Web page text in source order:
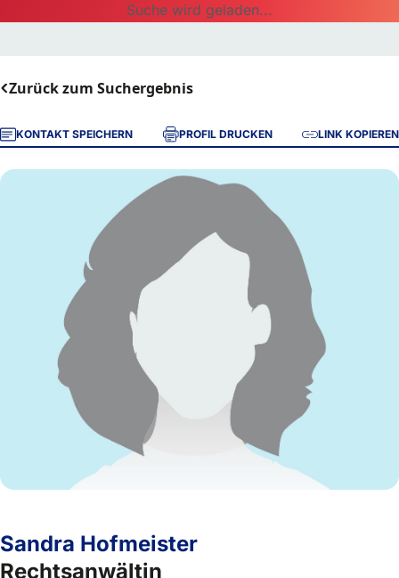
Suche wird geladen...
Zurück zum Suchergebnis
KONTAKT SPEICHERN PROFIL DRUCKEN LINK KOPIEREN
Sandra Hofmeister
Rechtsanwältin